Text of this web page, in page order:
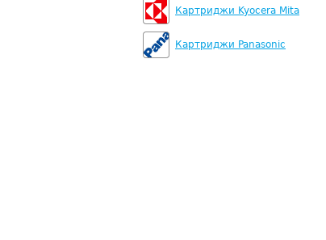
Картриджи Kyocera Mita
Картриджи Panasonic